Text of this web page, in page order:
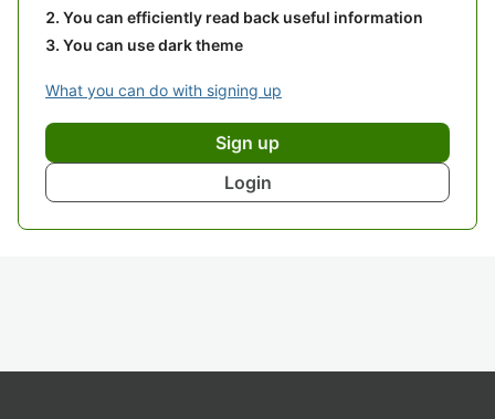
You can efficiently read back useful information
You can use dark theme
What you can do with signing up
Sign up
Login